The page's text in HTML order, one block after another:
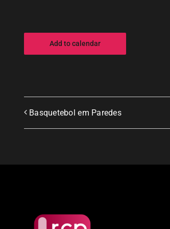
Add to calendar
Basquetebol em Paredes